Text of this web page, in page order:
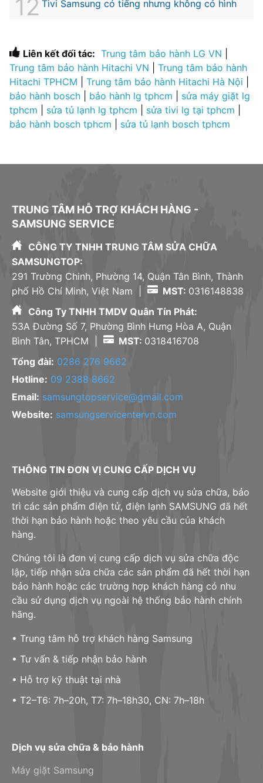
Tivi Samsung có tiếng nhưng không có hình
Liên kết đối tác: Trung tâm bảo hành LG VN
Trung tâm bảo hành Hitachi VN
Trung tâm bảo hành
Hitachi TPHCM
Trung tâm bảo hành Hitachi Hà Nội
bảo hành bosch
bảo hành lg tphcm
sửa máy giặt lg
tphcm
sửa tủ lạnh lg tphcm sửa tivi lg tại tphcm
bảo hành bosch tphcm
sửa tủ lạnh bosch tphcm
TRUNG TÂM HỖ TRỢ KHÁCH HÀNG -
SAMSUNG SERVICE
CÔNG TY TNHH TRUNG TÂM SỬA CHỮA
SAMSUNGTOP:
291 Trường Chinh, Phường 14, Quận Tân Bình, Thành
phố Hồ Chí Minh, Việt Nam |
MST: 0316148838
Công Ty TNHH TMDV Quân Tín Phát:
53A Đường Số 7, Phường Bình Hưng Hòa A, Quận
Bình Tân, TPHCM |
MST: 0318416708
Tổng đài: 0286 276 9662
Hotline: 09 2388 8662
Email: samsungtopservice@gmail.com
Website: samsungservicentervn.com
THÔNG TIN ĐƠN VỊ CUNG CẤP DỊCH VỤ
Website giới thiệu và cung cấp dịch vụ sửa chữa, bảo
trì các sản phẩm điện tử, điện lạnh SAMSUNG đã hết
thời hạn bảo hành hoặc theo yêu cầu của khách
hàng.
Chúng tôi là đơn vị cung cấp dịch vụ sửa chữa độc
lập, tiếp nhận sửa chữa các sản phẩm đã hết thời hạn
bảo hành hoặc các trường hợp khách hàng có nhu
cầu sử dụng dịch vụ ngoài hệ thống bảo hành chính
hãng.
• Trung tâm hỗ trợ khách hàng Samsung
• Tư vấn & tiếp nhận bảo hành
• Hỗ trợ kỹ thuật tại nhà
• T2–T6: 7h–20h, T7: 7h–18h30, CN: 7h–18h
Dịch vụ sửa chữa & bảo hành
Máy giặt Samsung